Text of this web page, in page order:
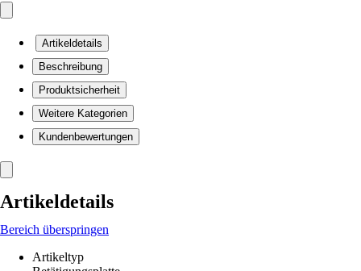
Artikeldetails
Beschreibung
Produktsicherheit
Weitere Kategorien
Kundenbewertungen
Artikeldetails
Bereich überspringen
Artikeltyp